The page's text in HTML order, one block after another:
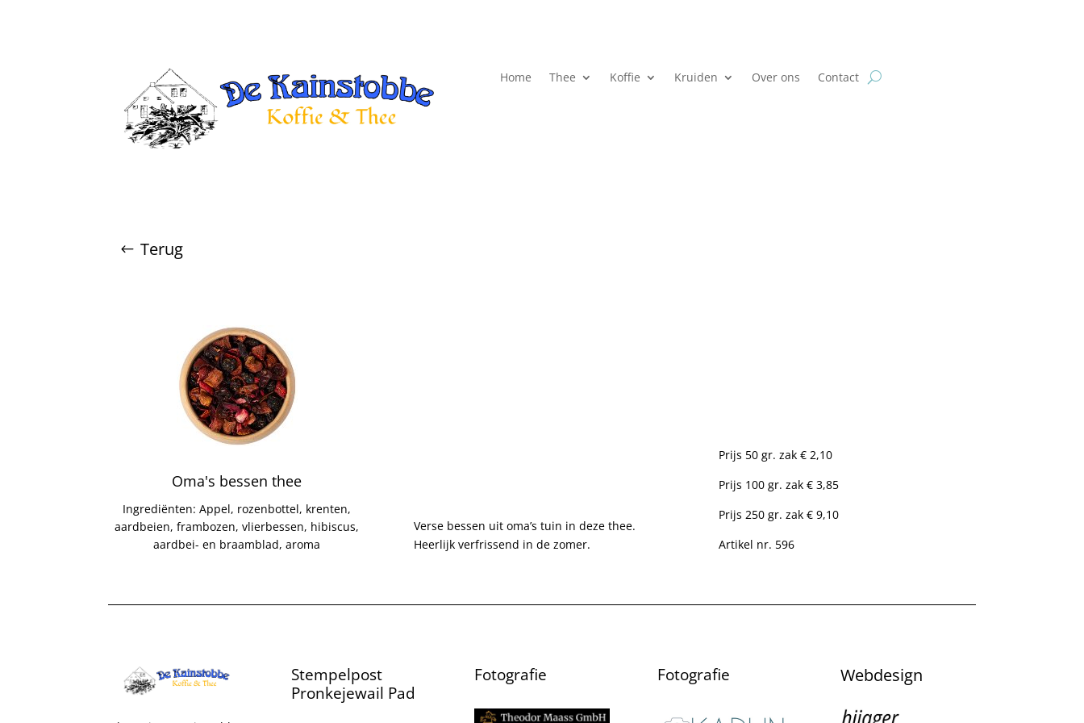
Home Thee Koffie Kruiden Over ons Contact
Terug
Oma's bessen thee
Ingrediënten: Appel, rozenbottel, krenten,
aardbeien, frambozen, vlierbessen, hibiscus,
aardbei- en braamblad, aroma
Verse bessen uit oma’s tuin in deze thee.
Heerlijk verfrissend in de zomer.
Prijs 50 gr. zak € 2,10
Prijs 100 gr. zak € 3,85
Prijs 250 gr. zak € 9,10
Artikel nr. 596
Stempelpost
Pronkejewail Pad
Fotografie Fotografie Webdesign